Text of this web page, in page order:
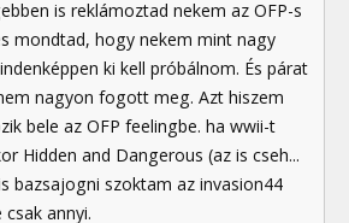
is reklámoztad nekem az OFP-s
mondtad, hogy nekem mint nagy
ki kell próbálnom. És párat
nagyon fogott meg. Azt hiszem
bele az OFP feelingbe. ha wwii-t
Hidden and Dangerous (az is cseh...
bazsajogni szoktam az invasion44
annyi.